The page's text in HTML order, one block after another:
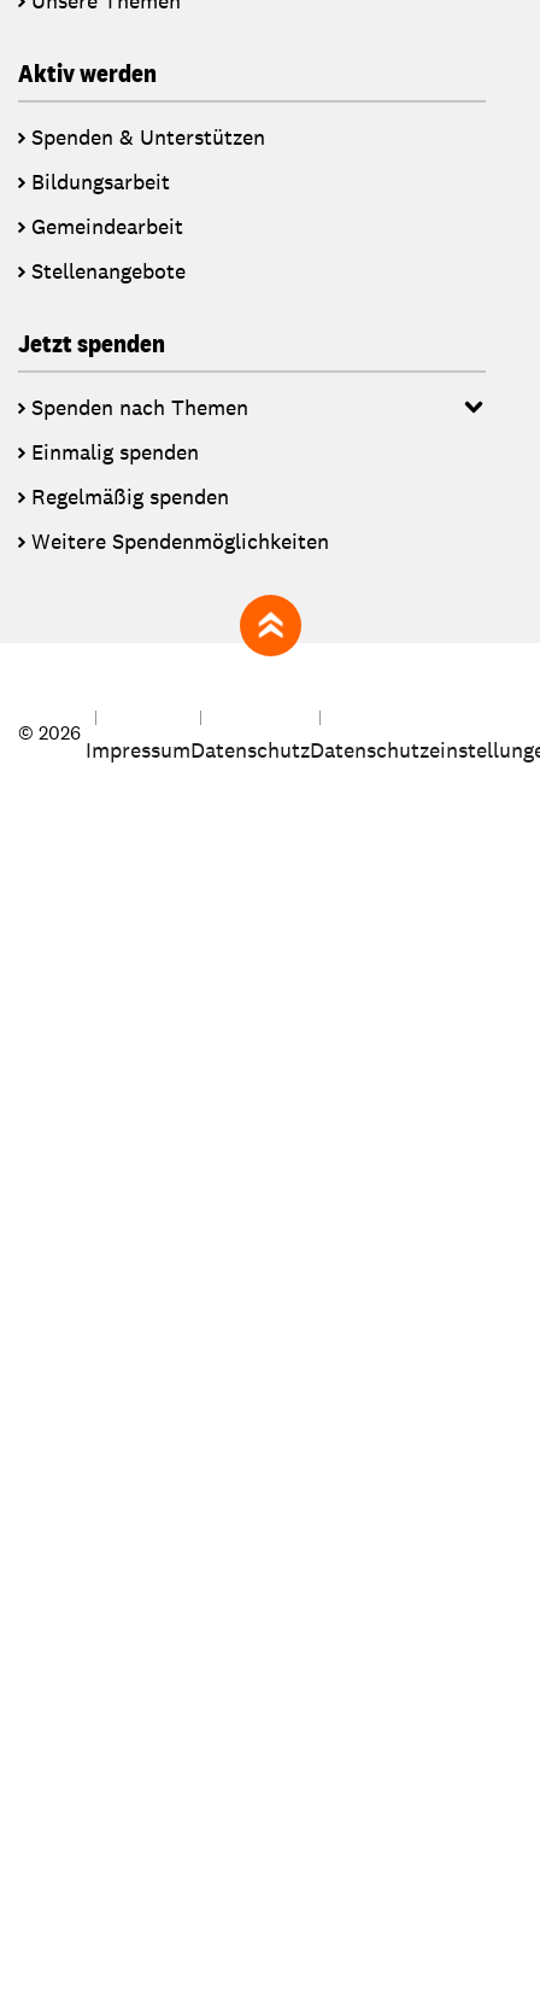
Aktiv werden
Spenden & Unterstützen
Bildungsarbeit
Gemeindearbeit
Stellenangebote
Jetzt spenden
Spenden nach Themen
Einmalig spenden
Regelmäßig spenden
Weitere Spendenmöglichkeiten
zum Seitenanfang
© 2026
ImpressumDatenschutz